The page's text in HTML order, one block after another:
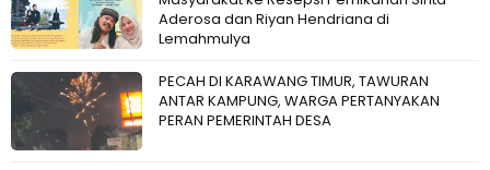
Aderosa dan Riyan Hendriana di
Lemahmulya
PECAH DI KARAWANG TIMUR, TAWURAN
ANTAR KAMPUNG, WARGA PERTANYAKAN
PERAN PEMERINTAH DESA